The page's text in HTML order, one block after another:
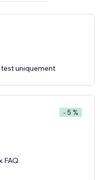
uniquement
- 5 %
FAQ